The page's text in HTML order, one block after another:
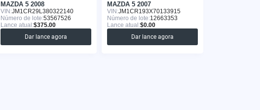
MAZDA 5 2008
VIN:JM1CR29L380322140
Número de lote:53567526
Lance atual:$375.00
Dar lance agora
MAZDA 5 2007
VIN:JM1CR193X70133915
Número de lote:12663353
Lance atual:$0.00
Dar lance agora